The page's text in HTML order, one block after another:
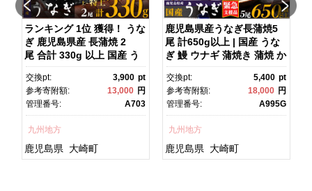
ランキング 1位 獲得！ うな
ぎ 鹿児島県産 長蒲焼 2
尾 合計 330g 以上 国産 う
なぎ 鰻 ウナギ 蒲焼き 蒲
焼 かばやき 魚 魚介 魚貝 海
鮮 うな重 ひつまぶし 蒲
焼 訳あり ギフト 人気 おす
半島 A703
交換pt: 3,900 pt
参考寄附額:
13,000 円
管理番号:
A703
九州地方
鹿児島県 大崎町
鹿児島県産うなぎ長蒲焼5
尾 計650g以上 | 国産 うな
ぎ 鰻 ウナギ 蒲焼き 蒲焼 か
ばやき unagi うなぎ蒲
焼 土用丑の日 土用の丑の
日 丑の日 魚 魚介 魚貝 海
鮮 うな重 蒲焼 訳あり ギフ
県 大崎町 大隅半
島 A995G 【会員限定のお
礼の品】【うなぎ蒲焼 国
交換pt: 5,400 pt
参考寄附額:
18,000 円
管理番号:
A995G
九州地方
鹿児島県 大崎町